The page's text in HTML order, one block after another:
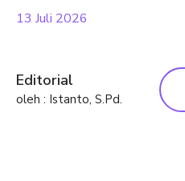
13 Juli 2026
Editorial
oleh : Istanto, S.Pd.